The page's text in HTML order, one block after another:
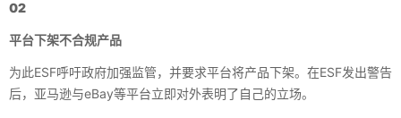
02
平台下架不合规产品
为此ESF呼吁政府加强监管，并要求平台将产品下架。在ESF发出警告
后，亚马逊与eBay等平台立即对外表明了自己的立场。